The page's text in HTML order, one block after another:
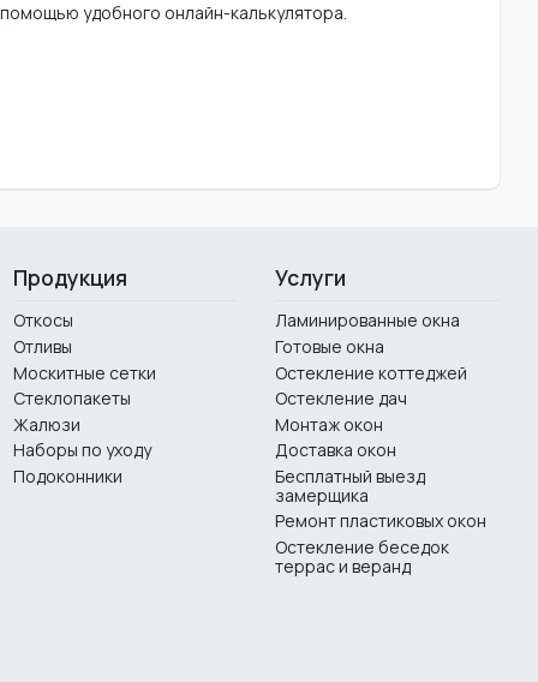
помощью удобного онлайн-калькулятора.
Продукция
Откосы
Отливы
Москитные сетки
Стеклопакеты
Жалюзи
Наборы по уходу
Подоконники
Услуги
Ламинированные окна
Готовые окна
Остекление коттеджей
Остекление дач
Монтаж окон
Доставка окон
Бесплатный выезд
замерщика
Ремонт пластиковых окон
Остекление беседок
террас и веранд